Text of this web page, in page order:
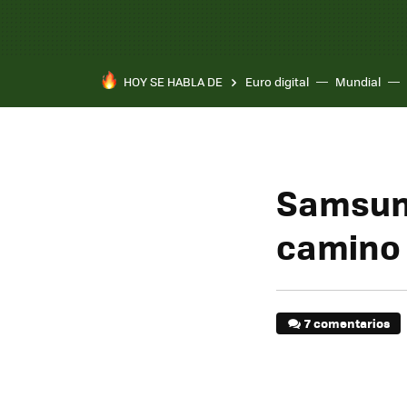
HOY SE HABLA DE Euro digital Mundial
camino
7 comentarios